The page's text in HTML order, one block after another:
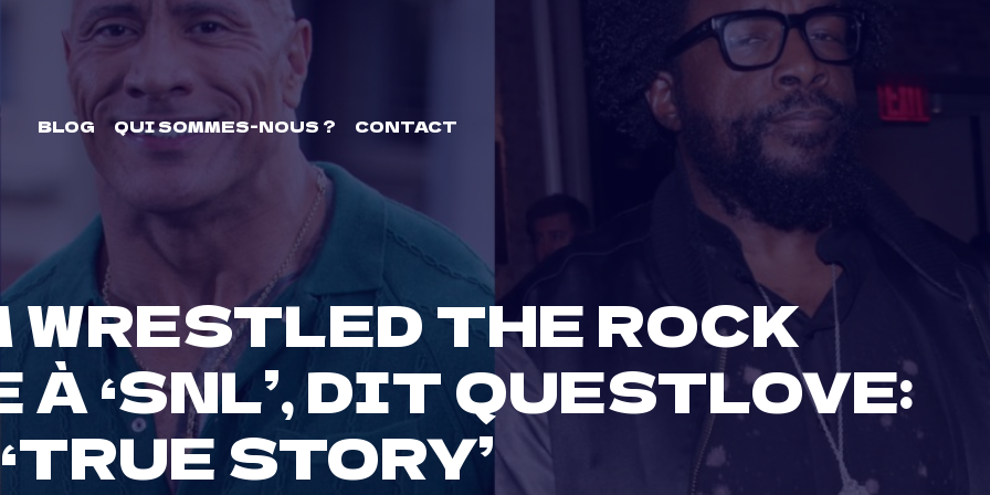
BLOG QUI SOMMES-NOUS ? CONTACT
WRESTLED THE ROCK
À ‘SNL’, DIT QUESTLOVE:
‘TRUE STORY’